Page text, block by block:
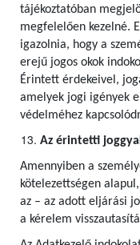
tájékoztatóban
megfelelően kezelné.
igazolnia, hogy a
erejű jogos okok
Érintett érdekeivel,
amelyek jogi igények
védelméhez
Az érintetti
Amennyiben a
kötelezettségen
az – az adott eljárási
a kérelem